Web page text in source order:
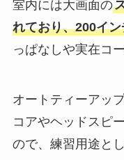
室内には大画面の
れており、200イ
っぱなしや実在コ
オートティーアッ
コアやヘッドスピ
ので、練習用途と